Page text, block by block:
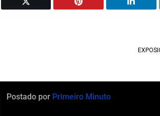
Postado por Primeiro Minuto